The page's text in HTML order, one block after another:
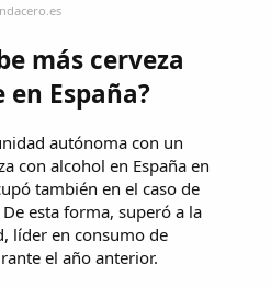
más cerveza
España?
autónoma con un
con alcohol en España en
también en el caso de
esta forma, superó a la
líder en consumo de
el año anterior.